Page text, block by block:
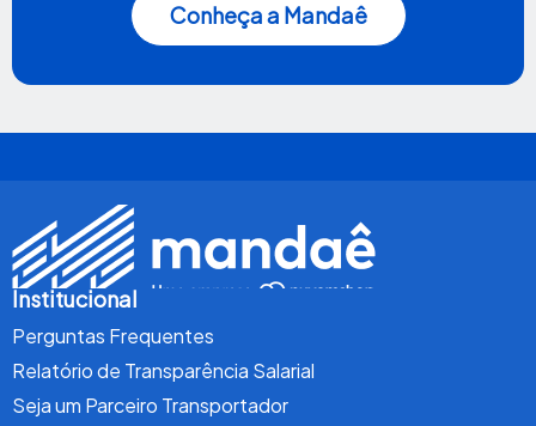
Conheça a Mandaê
Institucional
Perguntas Frequentes
Relatório de Transparência Salarial
Seja um Parceiro Transportador